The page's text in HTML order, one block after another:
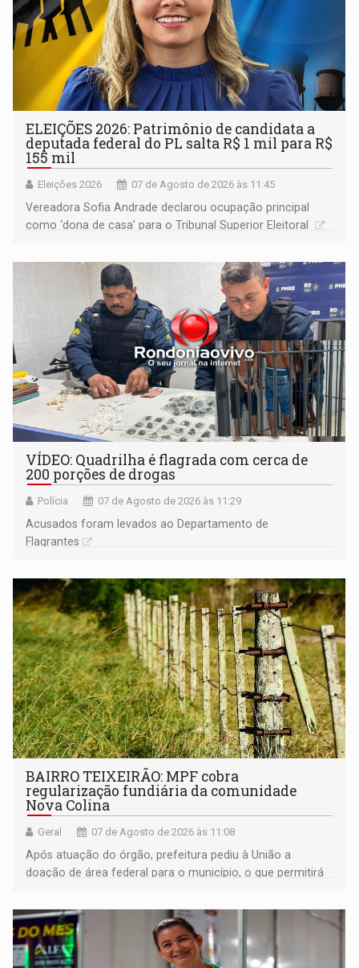
ELEIÇÕES 2026: Patrimônio de candidata a
deputada federal do PL salta R$ 1 mil para R$
155 mil
Eleições 2026 07 de Agosto de 2026 às 11:45
Vereadora Sofia Andrade declarou ocupação principal
como ‘dona de casa’ para o Tribunal Superior Eleitoral
VÍDEO: Quadrilha é flagrada com cerca de
200 porções de drogas
Polícia 07 de Agosto de 2026 às 11:29
Acusados foram levados ao Departamento de
Flagrantes
BAIRRO TEIXEIRÃO: MPF cobra
regularização fundiária da comunidade
Nova Colina
Geral 07 de Agosto de 2026 às 11:08
Após atuação do órgão, prefeitura pediu à União a
doação de área federal para o município, o que permitirá